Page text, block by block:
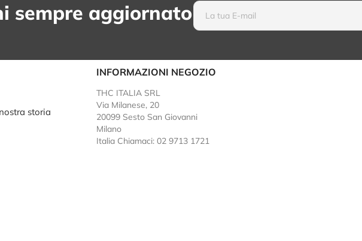
sempre aggiornato
storia
INFORMAZIONI NEGOZIO
THC ITALIA SRL
Via Milanese, 20
20099 Sesto San Giovanni
Milano
Italia Chiamaci: 02 9713 1721